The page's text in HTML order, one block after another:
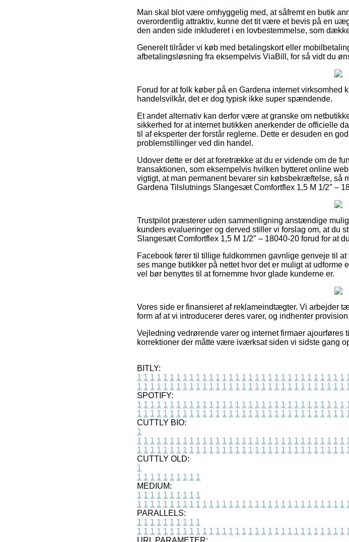
Man skal blot være omhyggelig med, at såfremt en butik
overordentlig attraktiv, kunne det tit være et bevis på en
den anden side inkluderet i en lovbestemmelse, som
Generelt tilråder vi køb med betalingskort eller
afbetalingsløsning fra eksempelvis ViaBill, for så vidt du
Forud for at folk køber på en Gardena internet virksomhed
handelsvilkår, det er dog typisk ikke super spændende.
Et andet alternativ kan derfor være at granske om
sikkerhed for at internet butikken anerkender de officielle
til af eksperter der forstår reglerne. Dette er desuden en
problemstillinger ved din handel.
Udover dette er det at foretrække at du er vidende om de
transaktionen, som eksempelvis hvilken bytteret online
vigtigt, at man permanent bevarer sin købsbekræftelse, så
Gardena Tilslutnings Slangesæt Comfortflex 1,5 M 1/2″ –
Trustpilot præsterer uden sammenligning anstændige
kunders evalueringer og derved stiller vi forslag om, at du
Slangesæt Comfortflex 1,5 M 1/2″ – 18040-20 forud for at
Facebook fører til tillige fuldkommen gavnlige genveje til
ses mange butikker på nettet hvor det er muligt at
vel bør benyttes til at fornemme hvor glade kunderne er.
Vores side er finansieret af reklameindtægter. Vi arbejder
form af at vi introducerer deres varer, og indhenter
Vejledning vedrørende varer og internet firmaer ajourføres
korrektioner der måtte være iværksat siden vi sidste gang
BITLY:
1 1 1 1 1 1 1 1 1 1 1 1 1 1 1 1 1 1 1 1 1 1 1 1 1 1 1 1 1 1 1 1
1 1 1 1 1 1 1 1 1 1 1 1 1 1 1 1 1 1 1 1 1 1 1 1 1 1 1 1 1 1 1 1
SPOTIFY:
1 1 1 1 1 1 1 1 1 1 1 1 1 1 1 1 1 1 1 1 1 1 1 1 1 1 1 1 1 1 1 1
1 1 1 1 1 1 1 1 1 1 1 1 1 1 1 1 1 1 1 1 1 1 1 1 1 1 1 1 1 1 1 1
CUTTLY BIO:
1
1 1 1 1 1 1 1 1 1 1 1 1 1 1 1 1 1 1 1 1 1 1 1 1 1 1 1 1 1 1 1 1
1 1 1 1 1 1 1 1 1 1 1 1 1 1 1 1 1 1 1 1 1 1 1 1 1 1 1 1 1 1 1 1
CUTTLY OLD:
1
1 1 1 1 1 1 1 1 1 1
MEDIUM:
1 1 1 1 1 1 1 1 1 1
1 1 1 1 1 1 1 1 1 1 1 1 1 1 1 1 1 1 1 1 1 1 1 1 1 1 1 1 1 1 1 1
PARALLELS:
1 1 1 1 1 1 1 1 1 1
1 1 1 1 1 1 1 1 1 1 1 1 1 1 1 1 1 1 1 1 1 1 1 1 1 1 1 1 1 1 1 1
URL PARAMETER: